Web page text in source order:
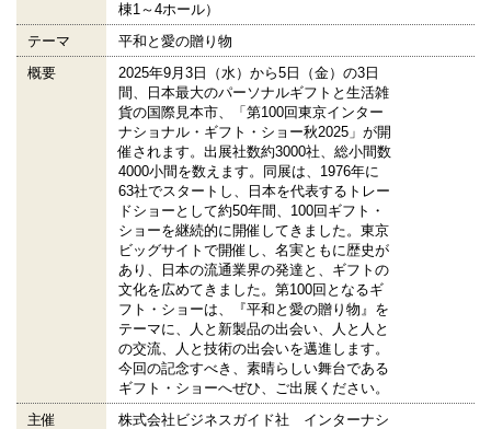
棟1～4ホール）
テーマ
平和と愛の贈り物
概要
2025年9月3日（水）から5日（金）の3日
間、日本最大のパーソナルギフトと生活雑
貨の国際見本市、「第100回東京インター
ナショナル・ギフト・ショー秋2025」が開
催されます。出展社数約3000社、総小間数
4000小間を数えます。同展は、1976年に
63社でスタートし、日本を代表するトレー
ドショーとして約50年間、100回ギフト・
ショーを継続的に開催してきました。東京
ビッグサイトで開催し、名実ともに歴史が
あり、日本の流通業界の発達と、ギフトの
文化を広めてきました。第100回となるギ
フト・ショーは、『平和と愛の贈り物』を
テーマに、人と新製品の出会い、人と人と
の交流、人と技術の出会いを邁進します。
今回の記念すべき、素晴らしい舞台である
ギフト・ショーへぜひ、ご出展ください。
主催
株式会社ビジネスガイド社 インターナシ